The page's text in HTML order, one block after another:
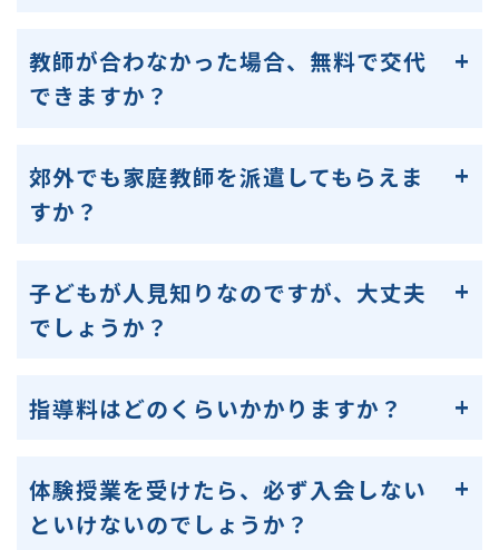
教師が合わなかった場合、無料で交代
できますか？
郊外でも家庭教師を派遣してもらえま
すか？
子どもが人見知りなのですが、大丈夫
でしょうか？
指導料はどのくらいかかりますか？
体験授業を受けたら、必ず入会しない
といけないのでしょうか？